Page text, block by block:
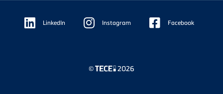
Floating
Sidebar LinkedIn Instagram Facebook
© 2026